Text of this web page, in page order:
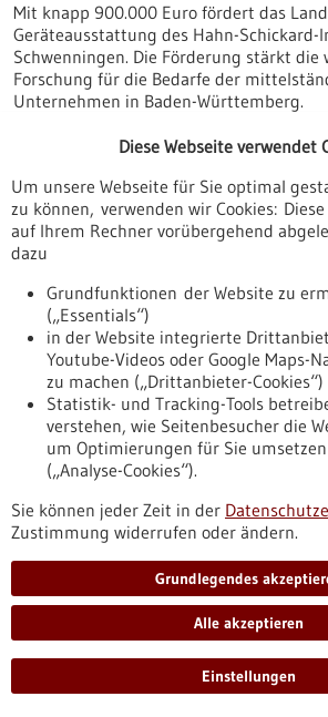
Mit knapp 900.000 Euro fördert das
Geräteausstattung des Hahn-
Schwenningen. Die Förderung stärkt die
Forschung für die Bedarfe der
Unternehmen in Baden-Württemberg.
bw.de/fachbeitrag/pm/hahn-schickard-
Anmeldung
Probenverfügbarkeit an
https://regulatorik-
pro.de/veranstaltungen/vergangene-
veranstaltungen/anmeldung-
probenverfuegbarkeit-kliniken
BIOPRO Spezial: Regulation - 13.01.2022
IVDR – Neue Anforderungen
Tests
Mit der IVDR gibt es verschiedene neue,
Diese Webseite verwendet
Um unsere Webseite für Sie optimal
zu können, verwenden wir Cookies:
auf Ihrem Rechner vorübergehend
dazu
Grundfunktionen der Website zu
(„Essentials“)
in der Website integrierte
Youtube-Videos oder Google Maps-
zu machen („Drittanbieter-Cookies“)
Statistik- und Tracking-Tools
verstehen, wie Seitenbesucher die
um Optimierungen für Sie
(„Analyse-Cookies“).
Sie können jeder Zeit in der
Zustimmung widerrufen oder ändern.
Grundlegendes
Alle akzeptieren
Einstellungen